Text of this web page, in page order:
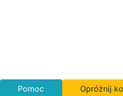
Pomoc Opróżnij